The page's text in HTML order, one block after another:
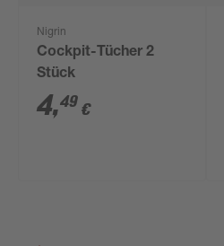
Nigrin
Cockpit-Tücher 2
Stück
4,49 €